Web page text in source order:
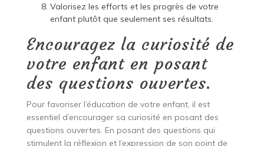
Valorisez les efforts et les progrès de votre
enfant plutôt que seulement ses résultats.
Encouragez la curiosité de
votre enfant en posant
des questions ouvertes.
Pour favoriser l’éducation de votre enfant, il est
essentiel d’encourager sa curiosité en posant des
questions ouvertes. En posant des questions qui
stimulent la réflexion et l’expression de son point de